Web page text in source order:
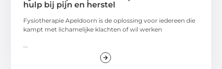
hulp bij pijn en herstel
Fysiotherapie Apeldoorn is de oplossing voor iedereen die
kampt met lichamelijke klachten of wil werken
...